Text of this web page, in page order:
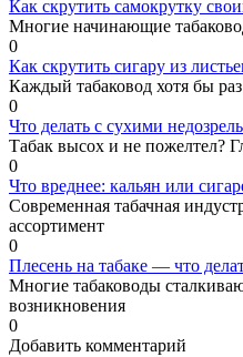
Как скрутить самокрутку
Многие начинающие
0
Как скрутить сигару из
Каждый табаковод хотя бы
0
Что делать с сухими
Табак высох и не пожелтел?
0
Что вреднее: кальян или
Современная табачная
ассортимент
0
Плесень на табаке — что
Многие табаководы
возникновения
0
Добавить комментарий